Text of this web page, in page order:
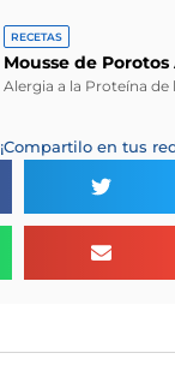
RECETAS
Mousse de
Alergia a la Proteína de
¡Compartilo en tus